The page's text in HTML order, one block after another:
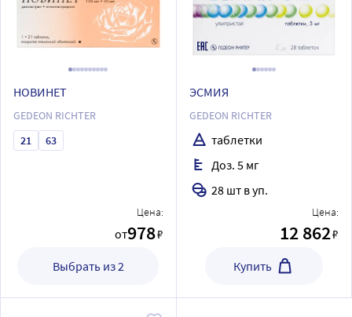
НОВИНЕТ
GEDEON RICHTER
21
63
Цена:
от978₽
Выбрать из 2
ЭСМИЯ
GEDEON RICHTER
таблетки
Доз. 5 мг
28 шт в уп.
Цена:
12 862₽
Купить